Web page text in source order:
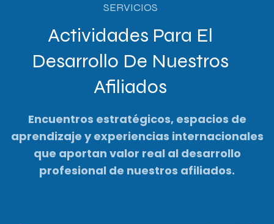
SERVICIOS
Actividades Para El
Desarrollo De Nuestros
Afiliados
Encuentros estratégicos, espacios de
aprendizaje y experiencias internacionales
que aportan valor real al desarrollo
profesional de nuestros afiliados.